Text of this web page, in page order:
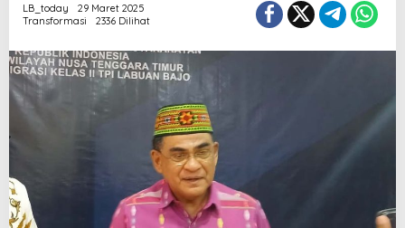
u
g
P
a
r
e
i
r
a
D
LB_today
29 Maret 2025
Transformasi
2336 Dilihat